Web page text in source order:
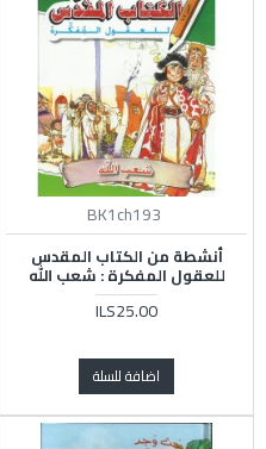
BK1ch193
أنشطة من الكتاب المقدس
للعقول المفكرة : شعب الله
ILS25.00
اضافة للسلة